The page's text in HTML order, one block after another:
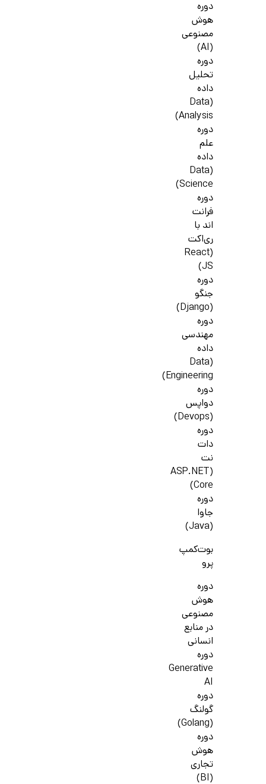
دوره
هوش
مصنوعی
(AI)
دوره
تحلیل
داده
(Data
Analysis)
دوره
علم
داده
(Data
Science)
دوره
فرانت
اند با
ری‌اکت
(React
JS)
دوره
جنگو
(Django)
دوره
مهندسی
داده
(Data
Engineering)
دوره
دواپس
(Devops)
دوره
دات
نت
(ASP.NET
Core)
دوره
جاوا
(Java)
بوت‌کمپ
پرو
دوره
هوش
مصنوعی
در منابع
انسانی
دوره
Generative
AI
دوره
گولنگ
(Golang)
دوره
هوش
تجاری
(BI)